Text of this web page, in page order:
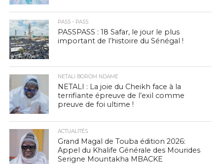
PASS - PASS
PASSPASS : 18 Safar, le jour le plus
important de l’histoire du Sénégal !
NETALI BOROM NDAME
NETALI : La joie du Cheikh face à la
terrifiante épreuve de l’exil comme
preuve de foi ultime !
ACTUALITÉS
Grand Magal de Touba édition 2026:
Appel du Khalife Générale des Mourides
Serigne Mountakha MBACKE